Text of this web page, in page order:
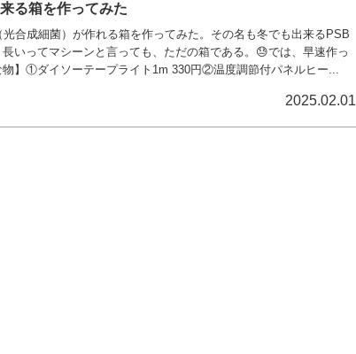
る箱を作ってみた
合成細菌）が作れる箱を作ってみた。その名も冬でも出来るPSB
いってマシーンと言っても、ただの箱である。😓では、早速作っ
】①ダイソーテープライト1m 330円②温度調節付パネルヒー...
2025.02.01